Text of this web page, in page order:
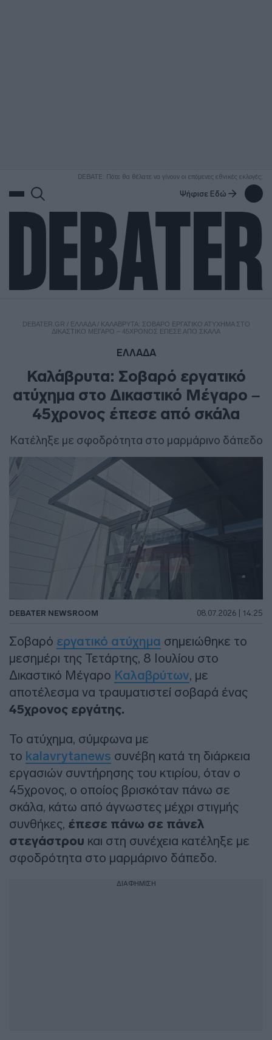
DEBATE: Πότε θα θέλατε να γίνουν οι επόμενες εθνικές εκλογές;
Ψήφισε Εδώ
DEBATER.GR / ΕΛΛΑΔΑ/ ΚΑΛΆΒΡΥΤΑ: ΣΟΒΑΡΌ ΕΡΓΑΤΙΚΌ ΑΤΎΧΗΜΑ ΣΤΟ
ΔΙΚΑΣΤΙΚΌ ΜΈΓΑΡΟ – 45ΧΡΟΝΟΣ ΈΠΕΣΕ ΑΠΌ ΣΚΆΛΑ
ΕΛΛΑΔΑ
Καλάβρυτα: Σοβαρό εργατικό
ατύχημα στο Δικαστικό Μέγαρο –
45χρονος έπεσε από σκάλα
Κατέληξε με σφοδρότητα στο μαρμάρινο δάπεδο
DEBATER NEWSROOM 08.07.2026 | 14:25
Σοβαρό εργατικό ατύχημα σημειώθηκε το
μεσημέρι της Τετάρτης, 8 Ιουλίου στο
Δικαστικό Μέγαρο Καλαβρύτων, με
αποτέλεσμα να τραυματιστεί σοβαρά ένας
45χρονος εργάτης.
Το ατύχημα, σύμφωνα με
το kalavrytanews συνέβη κατά τη διάρκεια
εργασιών συντήρησης του κτιρίου, όταν ο
45χρονος, ο οποίος βρισκόταν πάνω σε
σκάλα, κάτω από άγνωστες μέχρι στιγμής
συνθήκες, έπεσε πάνω σε πάνελ
στεγάστρου και στη συνέχεια κατέληξε με
σφοδρότητα στο μαρμάρινο δάπεδο.
ΔΙΑΦΗΜΙΣΗ